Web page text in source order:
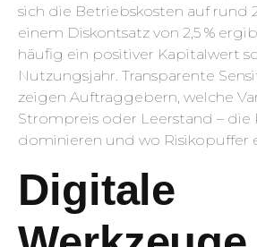
sich die Betriebskosten auf rund
einem Diskontsatz von 2,5 %
häufig ein positiver Kapitalwert
Nutzungsjahr. Transparente
zeigen Auftraggebern, welche
Strompreis oder Leerstand – die
dominieren und wo Risikopuffer
Digitale